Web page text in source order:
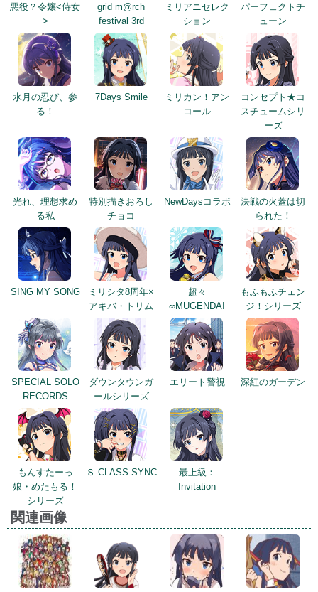
悪役？令嬢<侍女
>
grid m@rch
festival 3rd
ミリアニセレク
ション
パーフェクトチ
ューン
水月の忍び、参
る！
7Days Smile
ミリカン！アン
コール
コンセプト★コ
スチュームシリ
ーズ
光れ、理想求め
る私
特別描きおろし
チョコ
NewDaysコラボ
決戦の火蓋は切
られた！
SING MY SONG
ミリシタ8周年×
アキバ・トリム
超々
∞MUGENDAI
もふもふチェン
ジ！シリーズ
SPECIAL SOLO
RECORDS
ダウンタウンガ
ールシリーズ
エリート警視 深紅のガーデン
もんすたーっ
娘・めたもる！
シリーズ
Ｓ-CLASS SYNC
最上級：
Invitation
関連画像